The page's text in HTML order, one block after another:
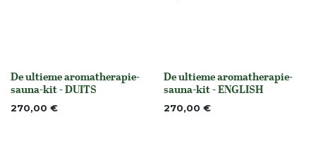
None
De ultieme aromatherapie-
sauna-kit - DUITS
270,00 €
None
De ultieme aromatherapie-
sauna-kit - ENGLISH
270,00 €